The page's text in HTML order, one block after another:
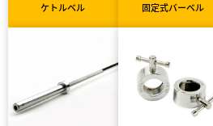
ケトルベル 固定式バーベル